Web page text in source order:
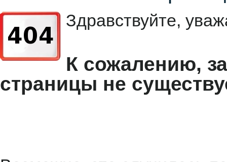
Здравствуйте,
К сожалению,
страницы не